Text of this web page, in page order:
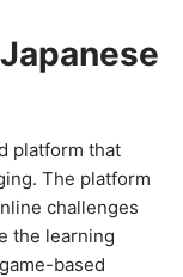
platform that
The platform
challenges
the learning
based